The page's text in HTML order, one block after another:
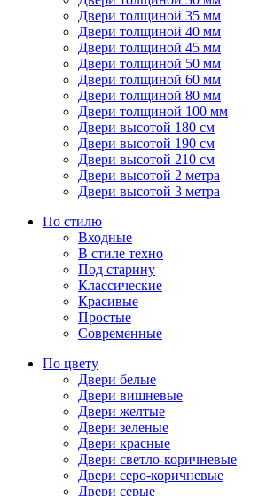
Двери толщиной 35 мм
Двери толщиной 40 мм
Двери толщиной 45 мм
Двери толщиной 50 мм
Двери толщиной 60 мм
Двери толщиной 80 мм
Двери толщиной 100 мм
Двери высотой 180 см
Двери высотой 190 см
Двери высотой 210 см
Двери высотой 2 метра
Двери высотой 3 метра
По стилю
Входные
В стиле техно
Под старину
Классические
Красивые
Простые
Современные
По цвету
Двери белые
Двери вишневые
Двери желтые
Двери зеленые
Двери красные
Двери светло-коричневые
Двери серо-коричневые
Двери серые